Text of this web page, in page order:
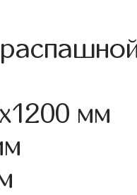
мм